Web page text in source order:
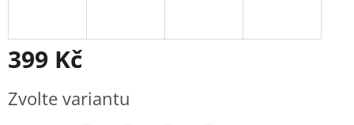
399 Kč
cena:
Zvolte variantu